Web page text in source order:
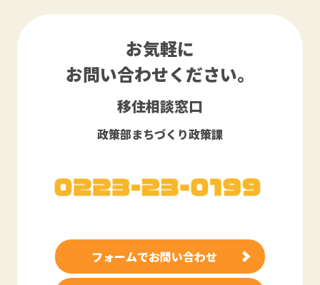
お気軽に
お問い合わせください。
移住相談窓口
政策部まちづくり政策課
フォームでお問い合わせ